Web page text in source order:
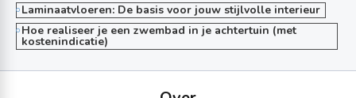
Laminaatvloeren: De basis voor jouw stijlvolle interieur
Hoe realiseer je een zwembad in je achtertuin (met
kostenindicatie)